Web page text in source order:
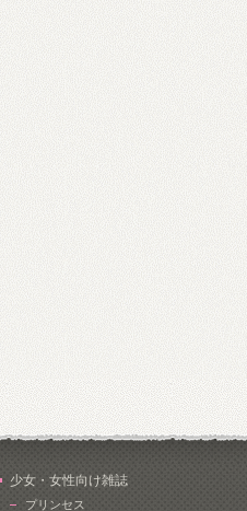
少女・女性向け雑誌
プリンセス